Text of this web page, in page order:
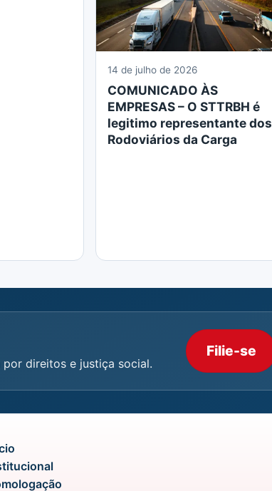
14 de julho de 2026
COMUNICADO ÀS
EMPRESAS – O STTRBH é
legitimo representante dos
Rodoviários da Carga
direitos e justiça social.
Filie-se